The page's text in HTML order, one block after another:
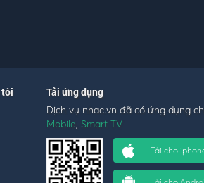
tôi Tải ứng dụng
Dịch vụ nhac.vn đã có ứng dụng
Mobile, Smart TV
Tải cho